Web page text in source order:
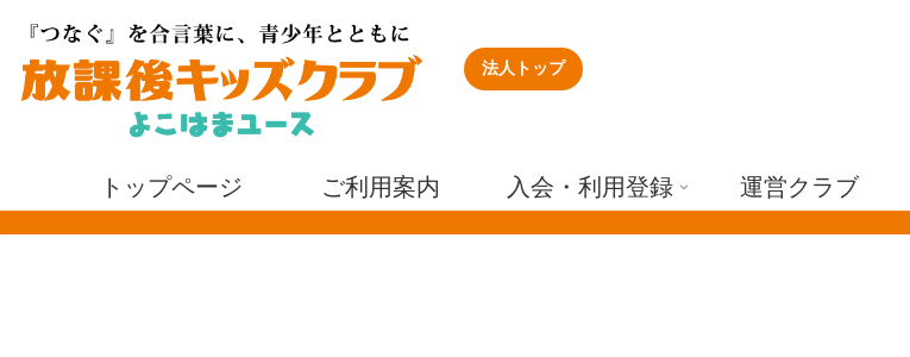
法人トップ
トップページ ご利用案内 入会・利用登録 運営クラブ